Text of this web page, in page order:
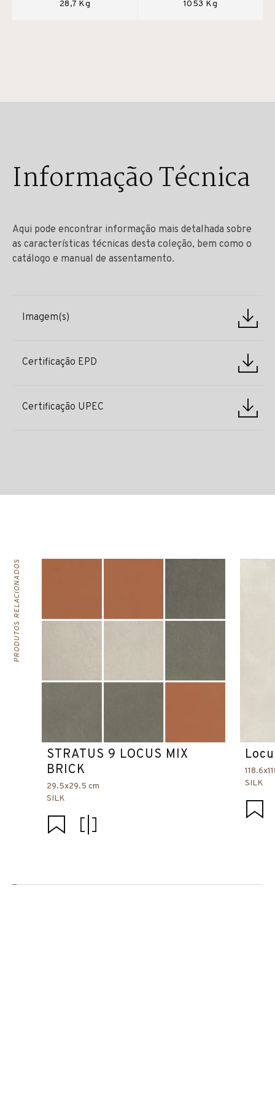
28,7 Kg 1053 Kg
Informação Técnica
Aqui pode encontrar informação mais detalhada sobre
as características técnicas desta coleção, bem como o
catálogo e manual de assentamento.
Imagem(s)
Certificação EPD
Certificação UPEC
PRODUTOS RELACIONADOS
STRATUS 9 LOCUS MIX
BRICK
29.5x29.5 cm
SILK
SILK